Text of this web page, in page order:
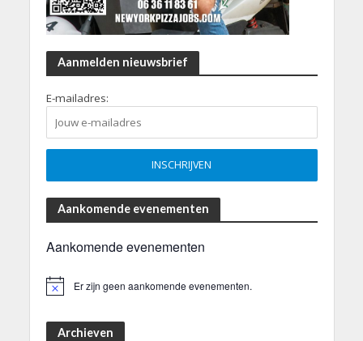
Aanmelden nieuwsbrief
E-mailadres:
Aankomende evenementen
Aankomende evenementen
Er zijn geen aankomende evenementen.
Archieven